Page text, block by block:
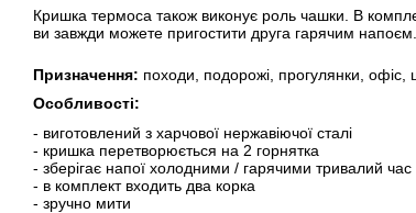
Кришка термоса також виконує роль чашки. В
ви завжди можете пригостити друга гарячим напоєм.
Призначення: походи, подорожі, прогулянки, офіс,
Особливості:
- виготовлений з харчової нержавіючої сталі
- кришка перетворюється на 2 горнятка
- зберігає напої холодними / гарячими тривалий час
- в комплект входить два корка
- зручно мити